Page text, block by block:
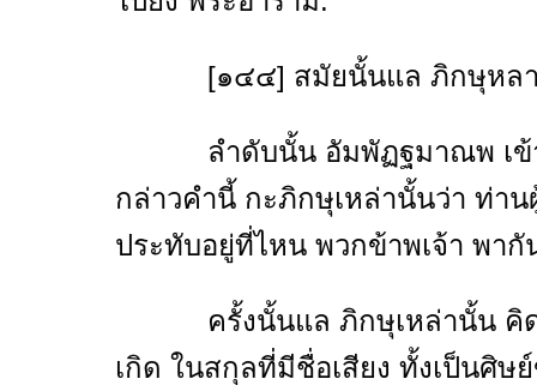
[๑๔๔] สมัยนั้นแล ภิกษุหลายรู
ลำดับนั้น อัมพัฏฐมาณพ เข้าไ
กล่าวคำนี้ กะภิกษุเหล่านั้นว่า ท่า
ประทับอยู่ที่ไหน พวกข้าพเจ้า พากั
ครั้งนั้นแล ภิกษุเหล่านั้น คิดเ
เกิด ในสกุลที่มีชื่อเสียง ทั้งเป็นศิ